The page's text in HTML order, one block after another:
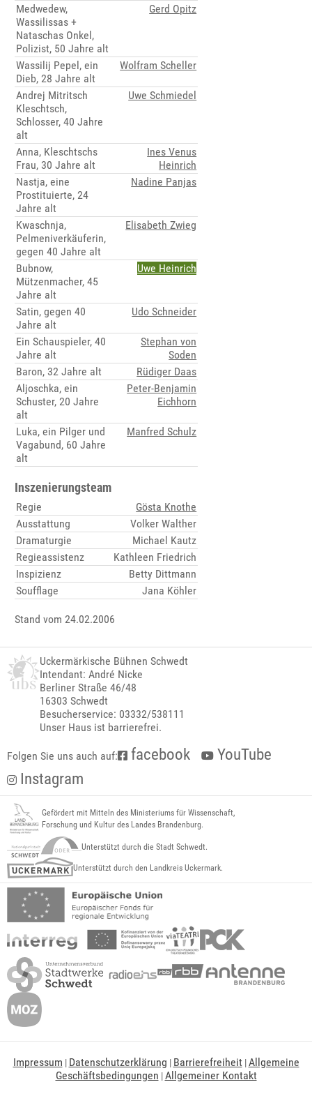
Medwedew,
Wassilissas +
Nataschas Onkel,
Polizist, 50 Jahre alt
Gerd Opitz
Wassilij Pepel, ein
Dieb, 28 Jahre alt
Wolfram Scheller
Andrej Mitritsch
Kleschtsch,
Schlosser, 40 Jahre
alt
Uwe Schmiedel
Anna, Kleschtschs
Frau, 30 Jahre alt
Ines Venus
Heinrich
Nastja, eine
Prostituierte, 24
Jahre alt
Nadine Panjas
Kwaschnja,
Pelmeniverkäuferin,
gegen 40 Jahre alt
Elisabeth Zwieg
Bubnow,
Mützenmacher, 45
Jahre alt
Uwe Heinrich
Satin, gegen 40
Jahre alt
Udo Schneider
Ein Schauspieler, 40
Jahre alt
Stephan von
Soden
Baron, 32 Jahre alt
Rüdiger Daas
Aljoschka, ein
Schuster, 20 Jahre
alt
Peter-Benjamin
Eichhorn
Luka, ein Pilger und
Vagabund, 60 Jahre
alt
Manfred Schulz
Inszenierungsteam
Regie
Gösta Knothe
Ausstattung
Volker Walther
Dramaturgie
Michael Kautz
Regieassistenz
Kathleen Friedrich
Inspizienz
Betty Dittmann
Soufflage
Jana Köhler
Stand vom 24.02.2006
Uckermärkische Bühnen Schwedt
Intendant: André Nicke
Berliner Straße 46/48
16303 Schwedt
Besucherservice: 03332/538111
Unser Haus ist barrierefrei.
Folgen Sie uns auch auf: facebook
YouTube
Instagram
Gefördert mit Mitteln des Ministeriums für Wissenschaft,
Forschung und Kultur des Landes Brandenburg.
Unterstützt durch die Stadt Schwedt.
Unterstützt durch den Landkreis Uckermark.
Impressum | Datenschutzerklärung | Barrierefreiheit|Allgemeine
Geschäftsbedingungen |Allgemeiner Kontakt